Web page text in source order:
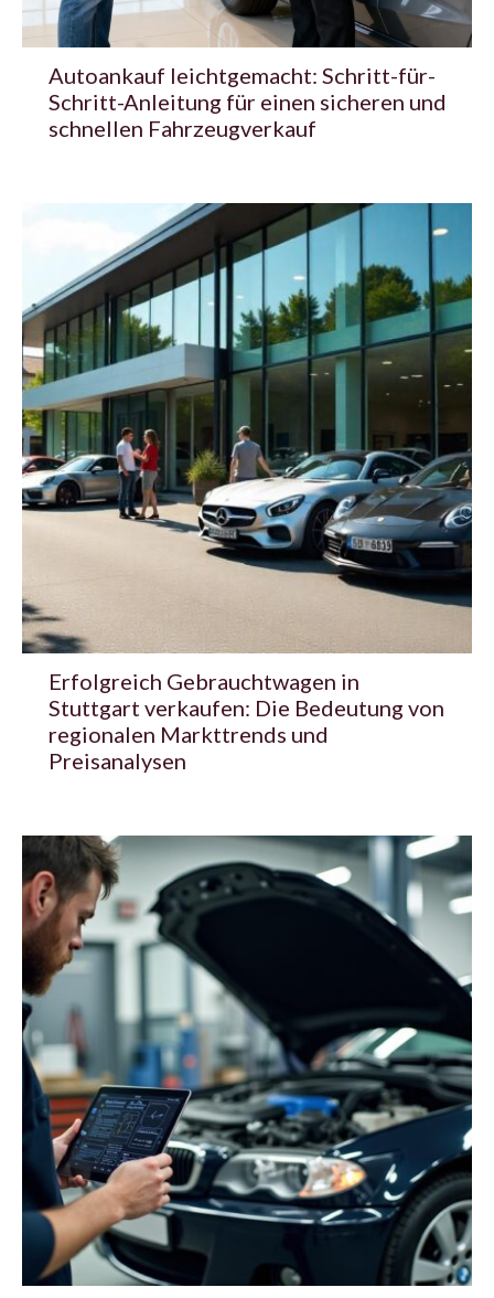
Autoankauf leichtgemacht: Schritt-für-
Schritt-Anleitung für einen sicheren und
schnellen Fahrzeugverkauf
Erfolgreich Gebrauchtwagen in
Stuttgart verkaufen: Die Bedeutung von
regionalen Markttrends und
Preisanalysen